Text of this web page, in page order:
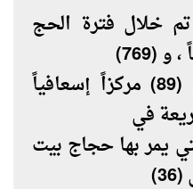
خلال فترة الحج
كادراً إدارياً ، وتدشين (89) مركزاً إسعافياً
في
يمر بها حجاج بيت